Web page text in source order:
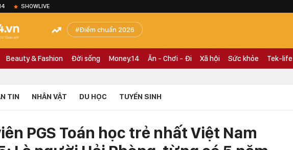
SHOWLIVE
Điểm chuẩn 2026
Beauty & Fashion Đời sống Money.14 Ăn - Chơi - Đi Xã hội Sức khỏe Tek-life
TIN NHÂN VẬT DU HỌC TUYỂN SINH
PGS Toán học trẻ nhất Việt Nam